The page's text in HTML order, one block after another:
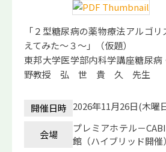
「２型糖尿病の薬物療法アルゴ
えてみた～３～」（仮題）
東邦大学医学部内科学講座糖尿
野教授 弘 世 貴 久 先生
開催日時 2026年11月26日(木曜
会場
プレミアホテル－
館（ハイブリッド開催）